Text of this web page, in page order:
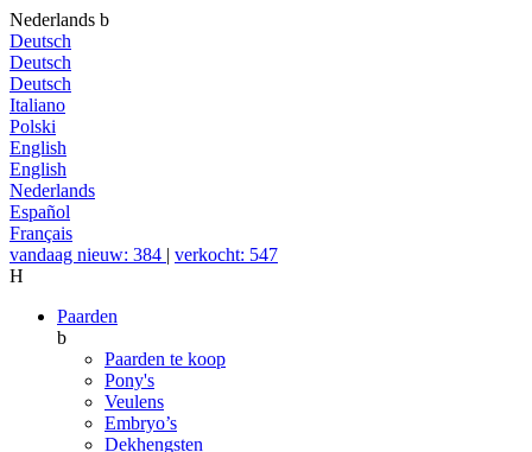
Nederlands b
Deutsch
Deutsch
Deutsch
Italiano
Polski
English
English
Nederlands
Español
Français
vandaag nieuw: 384 | verkocht: 547
H
Paarden
b
Paarden te koop
Pony's
Veulens
Embryo’s
Dekhengsten